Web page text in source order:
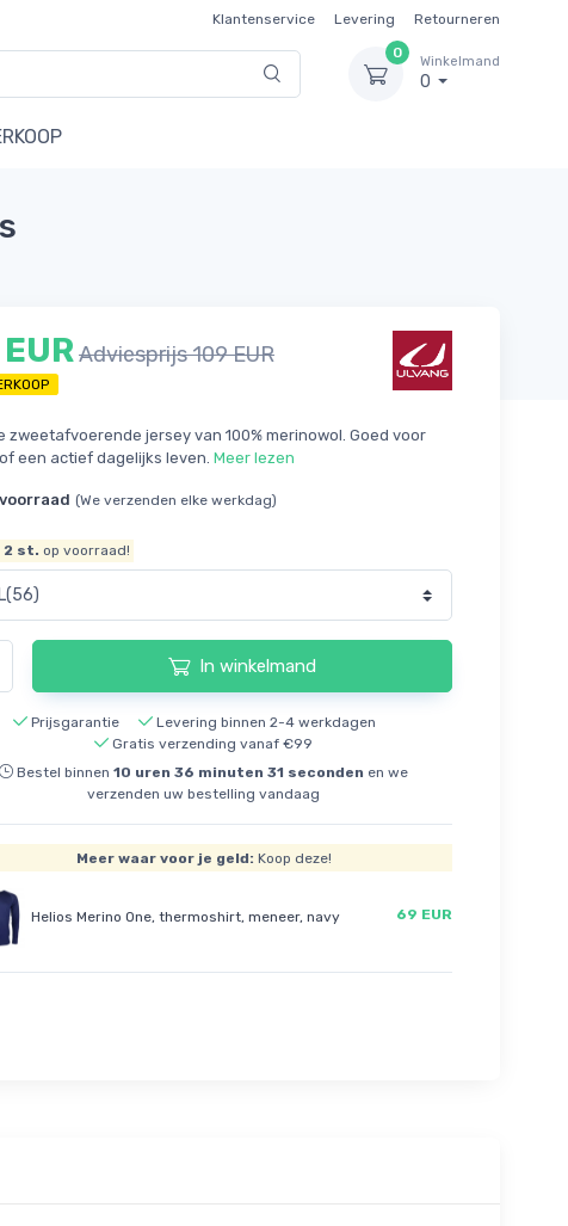
Klantenservice Levering
Retourneren
0
Winkelmand
0
Adviesprijs 109 EUR
zweetafvoerende jersey van 100% merinowol. Goed voor
een actief dagelijks leven. Meer lezen
voorraad (We verzenden elke werkdag)
2 st. op voorraad!
In winkelmand
Prijsgarantie
Levering binnen 2-4 werkdagen
Gratis verzending vanaf €99
Bestel binnen 10uren 36minuten 30 seconden en we
verzenden uw bestelling vandaag
Meer waar voor je geld: Koop deze!
Helios Merino One, thermoshirt, meneer, navy 69 EUR